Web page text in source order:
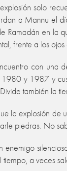
solo
a Mannu el
Ramadán en la
frente a los
con una
1980 y 1987 y
también la
la explosión de
piedras. No
enemigo
tiempo, a veces